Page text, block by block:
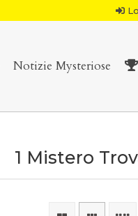
Notizie Mysteriose
1 Mistero